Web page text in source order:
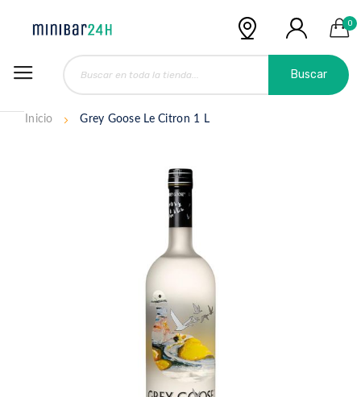
0
Buscar
Inicio Grey Goose Le Citron 1 L